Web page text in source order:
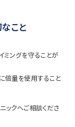
こと
ミングを守ることが
倍量を使用すること
ックへご相談くださ